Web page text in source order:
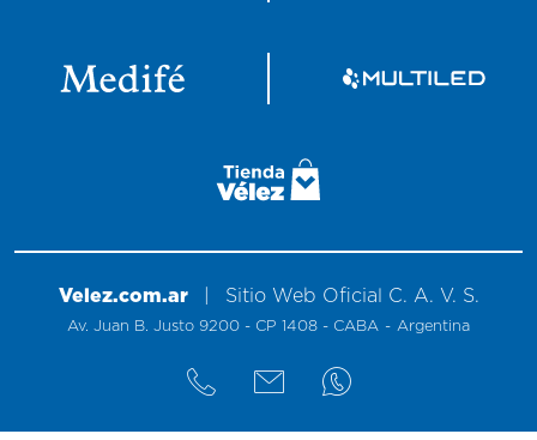
Velez.com.ar Sitio Web Oficial C. A. V. S.
Av. Juan B. Justo 9200 - CP 1408 - CABA - Argentina